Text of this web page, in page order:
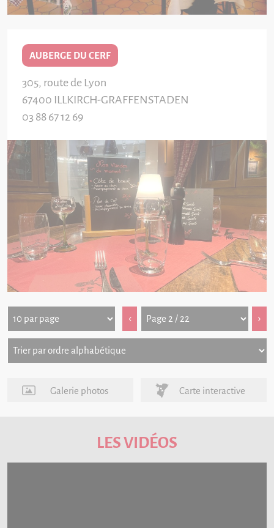
AUBERGE DU CERF
305, route de Lyon
67400 ILLKIRCH-GRAFFENSTADEN
03 88 67 12 69
‹ ›
Galerie photos Carte interactive
LES VIDÉOS